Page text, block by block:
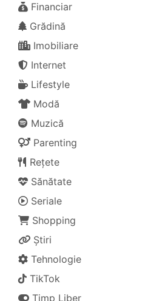
Financiar
Grădină
Imobiliare
Internet
Lifestyle
Modă
Muzică
Parenting
Rețete
Sănătate
Seriale
Shopping
Știri
Tehnologie
TikTok
Timp Liber